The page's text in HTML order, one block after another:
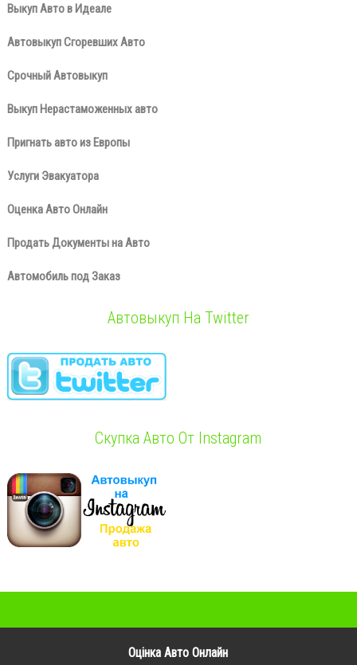
Выкуп Авто в Идеале
Автовыкуп Сгоревших Авто
Срочный Автовыкуп
Выкуп Нерастаможенных авто
Пригнать авто из Европы
Услуги Эвакуатора
Оценка Авто Онлайн
Продать Документы на Авто
Автомобиль под Заказ
Автовыкуп На Twitter
Скупка Авто От Instagram
Оцінка Авто Онлайн